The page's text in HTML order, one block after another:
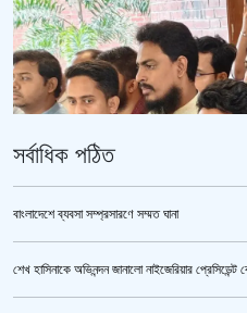
ভারতকে ভয় পেয়েই কি ফেলানী ও মোদিবিরোধী
সর্বাধিক পঠিত
বাংলাদেশে ব্যবসা সম্প্রসারণে সম্মত ঘানা
শেখ হাসিনাকে অভিনন্দন জানালো নাইজেরিয়ার